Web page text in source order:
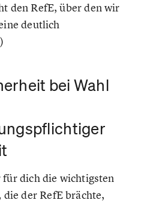
den RefE, über den wir
deutlich
bei Wahl
für dich die wichtigsten
der RefE brächte,